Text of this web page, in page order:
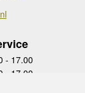
- 17.00
- 17.00